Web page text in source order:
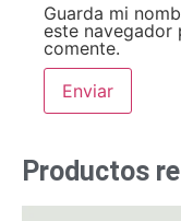
Guarda mi
este navegador
comente.
Productos